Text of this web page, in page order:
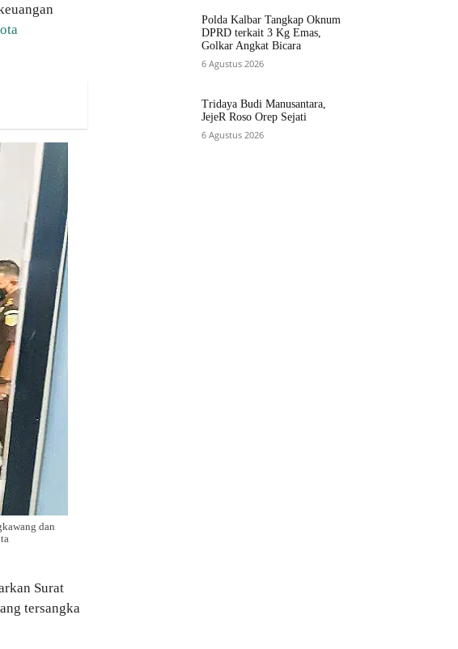
dan
Surat
tersangka
Polda Kalbar Tangkap Oknum
DPRD terkait 3 Kg Emas,
Golkar Angkat Bicara
6 Agustus 2026
Tridaya Budi Manusantara,
JejeR Roso Orep Sejati
6 Agustus 2026